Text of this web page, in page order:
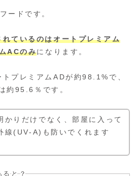
ードです。
ているのはオートプレミアム
ACのみになります。
プレミアムADが約98.1%で、
約95.6％です。
かりだけでなく、部屋に入って
線(UV-A)も防いでくれます
ると？